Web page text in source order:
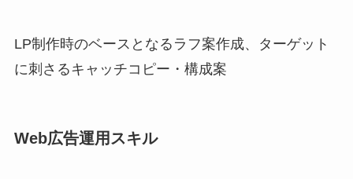
LP制作時のベースとなるラフ案作成、ターゲット
に刺さるキャッチコピー・構成案
Web広告運用スキル